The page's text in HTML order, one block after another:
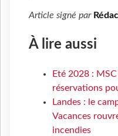
Article signé par
À lire aussi
Eté 2028 :
réservations
Landes : le
Vacances
incendies